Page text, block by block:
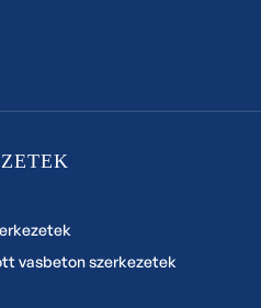
vasbeton szerkezetek